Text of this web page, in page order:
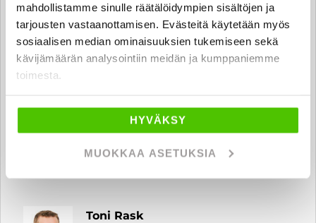
mahdollistamme sinulle räätälöidympien sisältöjen ja
tarjousten vastaanottamisen. Evästeitä käytetään myös
sosiaalisen median ominaisuuksien tukemiseen sekä
kävijämäärän analysointiin meidän ja kumppaniemme
toimesta.
HYVÄKSY
MUOKKAA ASETUKSIA
040 773 6818
matti.lohisalo@rintajouppi.fi
050 415 2595
Toni Rask